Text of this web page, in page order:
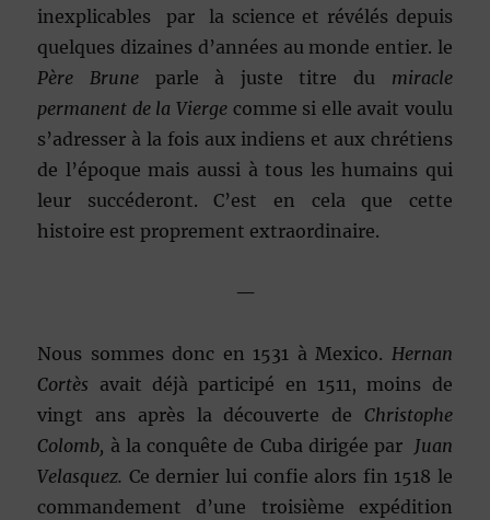
inexplicables par la science et révélés depuis
quelques dizaines d’années au monde entier. le
Père Brune parle à juste titre du miracle
permanent de la Vierge comme si elle avait voulu
s’adresser à la fois aux indiens et aux chrétiens
de l’époque mais aussi à tous les humains qui
leur succéderont. C’est en cela que cette
histoire est proprement extraordinaire.
—
Nous sommes donc en 1531 à Mexico. Hernan
Cortès avait déjà participé en 1511, moins de
vingt ans après la découverte de Christophe
Colomb, à la conquête de Cuba dirigée par Juan
Velasquez. Ce dernier lui confie alors fin 1518 le
commandement d’une troisième expédition